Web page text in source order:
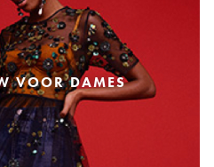
VOOR DAMES